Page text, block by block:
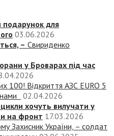
подарунок для
03.06.2026
– Свириденко
у Броварах під час
100! Відкриття АЗС EURO 5
02.04.2026
хочуть вилучати у
на фронт 17.03.2026
Захисник України, – солдат